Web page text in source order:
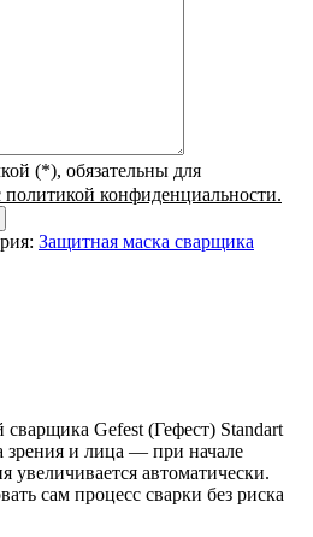
(*), обязательны для
политикой конфиденциальности.
Защитная маска сварщика
Gefest (Гефест) Standart
зрения и лица — при начале
увеличивается автоматически.
сам процесс сварки без риска